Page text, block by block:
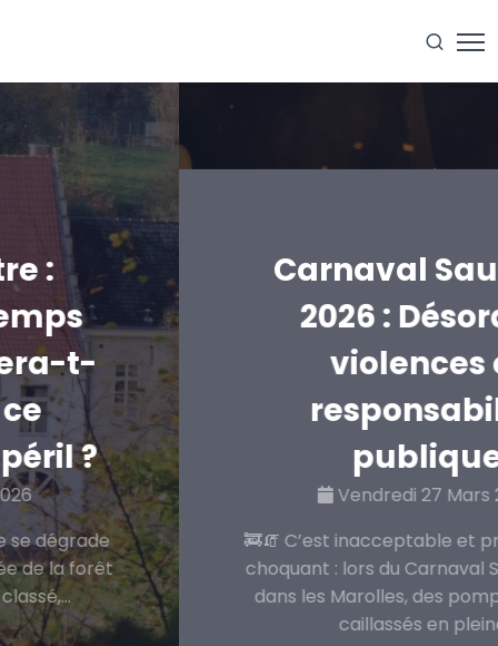
Carnaval Sauvage
2026 : Désordre,
violences et
responsabilité
publique
Vendredi 27 Mars 2026
🚒🧯 C’est inacceptable et profondément
choquant : lors du Carnaval Sauvage 2026
dans les Marolles, des pompiers ont été
caillassés en pleine...